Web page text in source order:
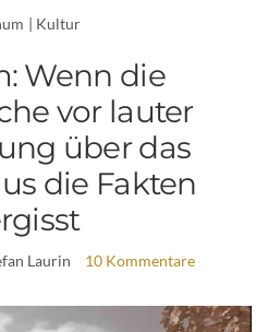
| Kultur
Wenn die
vor lauter
über das
die Fakten
Laurin 10 Kommentare